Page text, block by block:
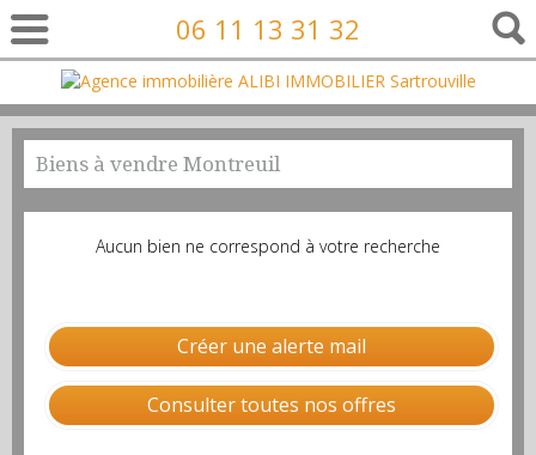
06 11 13 31 32
Biens à vendre Montreuil
Aucun bien ne correspond à votre recherche
Créer une alerte mail
Consulter toutes nos offres